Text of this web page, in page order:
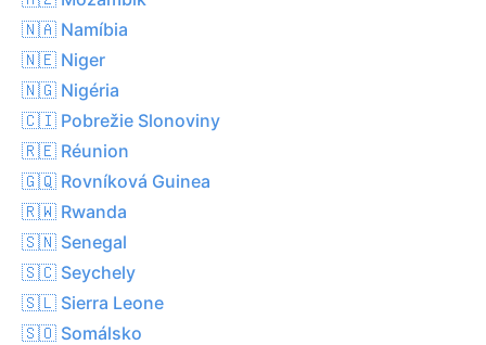
🇳🇦 Namíbia
🇳🇪 Niger
🇳🇬 Nigéria
🇨🇮 Pobrežie Slonoviny
🇷🇪 Réunion
🇬🇶 Rovníková Guinea
🇷🇼 Rwanda
🇸🇳 Senegal
🇸🇨 Seychely
🇸🇱 Sierra Leone
🇸🇴 Somálsko